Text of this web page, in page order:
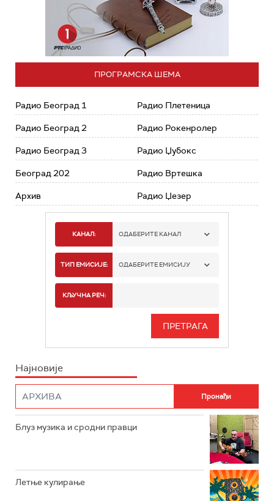
ПРОГРАМСКА ШЕМА
Радио Београд 1
Радио Београд 2
Радио Београд 3
Београд 202
Архив
Радио Плетеница
Радио Рокенролер
Радио Џубокс
Радио Вртешка
Радио Џезер
КАНАЛ: ОДАБЕРИТЕ КАНАЛ
РАДИО БЕОГРАД 1
РАДИО БЕОГРАД 3
РАДИО РОКЕНРОЛЕР
РАДИО ЏЕЗЕР
ТИП ЕМИСИЈЕ: ОДАБЕРИТЕ ЕМИСИЈУ
ИНФО
КЉУЧНА РЕЧ:
Најновије
Блуз музика и сродни правци
Летње кулирање